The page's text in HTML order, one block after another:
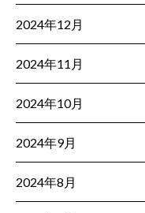
2024年12月
2024年11月
2024年10月
2024年9月
2024年8月